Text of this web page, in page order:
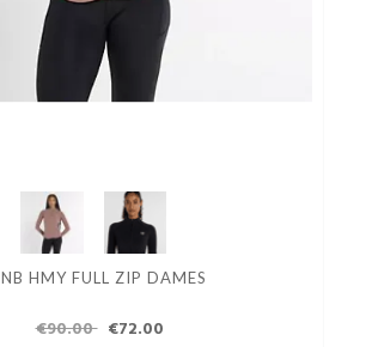
NB HMY FULL ZIP DAMES
€90.00 €72.00